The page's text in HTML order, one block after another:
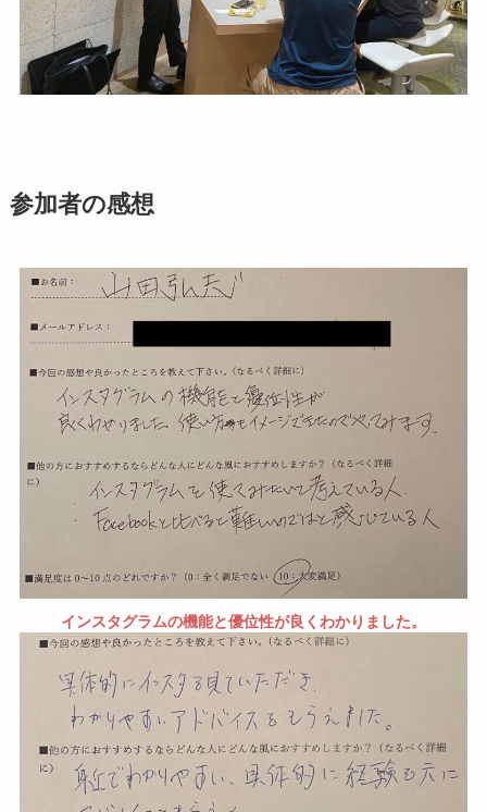
参加者の感想
インスタグラムの機能と優位性が良くわかりました。